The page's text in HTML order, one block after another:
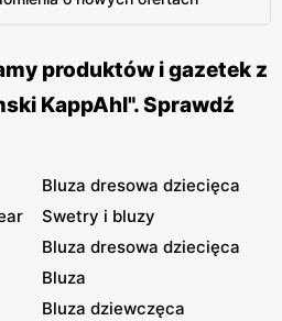
produktów i gazetek z
KappAhl". Sprawdź
Bluza dresowa dziecięca
Swetry i bluzy
Bluza dresowa dziecięca
Bluza
Bluza dziewczęca